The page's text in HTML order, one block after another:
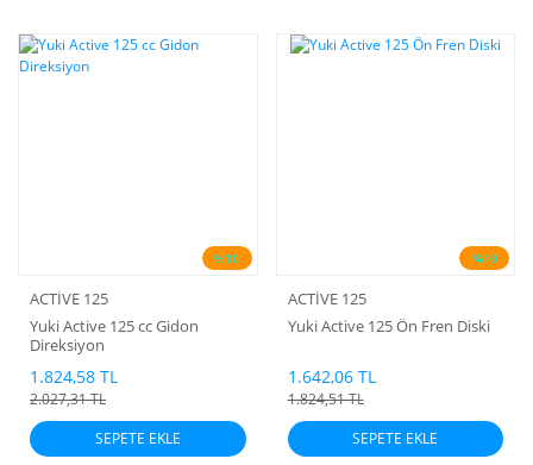
%10
ACTİVE 125
Yuki Active 125 cc Gidon
Direksiyon
1.824,58 TL
2.027,31 TL
SEPETE EKLE
%10
ACTİVE 125
Yuki Active 125 Ön Fren Diski
1.642,06 TL
1.824,51 TL
SEPETE EKLE